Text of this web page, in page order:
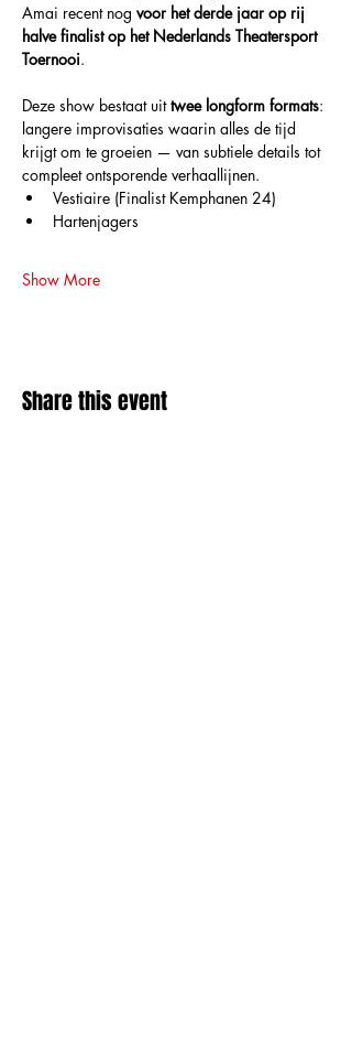
Amai recent nog voor het derde jaar op rij
halve finalist op het Nederlands Theatersport
Toernooi.
Deze show bestaat uit twee longform formats:
langere improvisaties waarin alles de tijd
krijgt om te groeien — van subtiele details tot
compleet ontsporende verhaallijnen.
Vestiaire (Finalist Kemphanen 24)
Hartenjagers
Show More
Share this event